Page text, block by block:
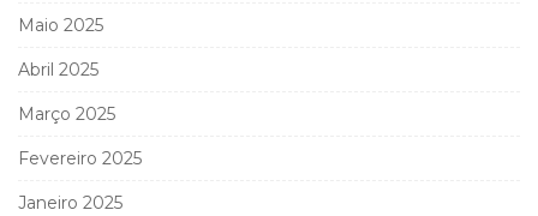
Maio 2025
Abril 2025
Março 2025
Fevereiro 2025
Janeiro 2025